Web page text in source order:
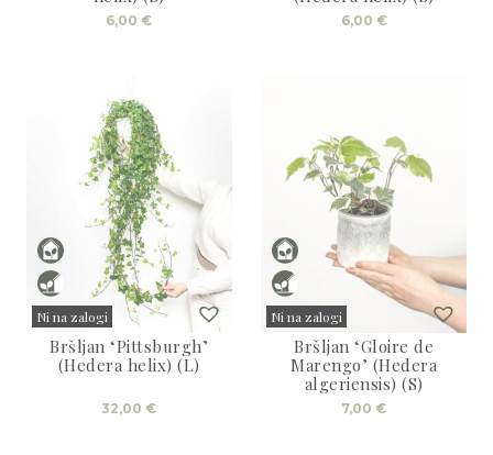
6,00 € 6,00 €
Ni na zalogi
Sold
Bršljan ‘Pittsburgh’
(Hedera helix) (L)
32,00 €
Ni na zalogi
Sold
Bršljan ‘Gloire de
Marengo’ (Hedera
algeriensis) (S)
7,00 €